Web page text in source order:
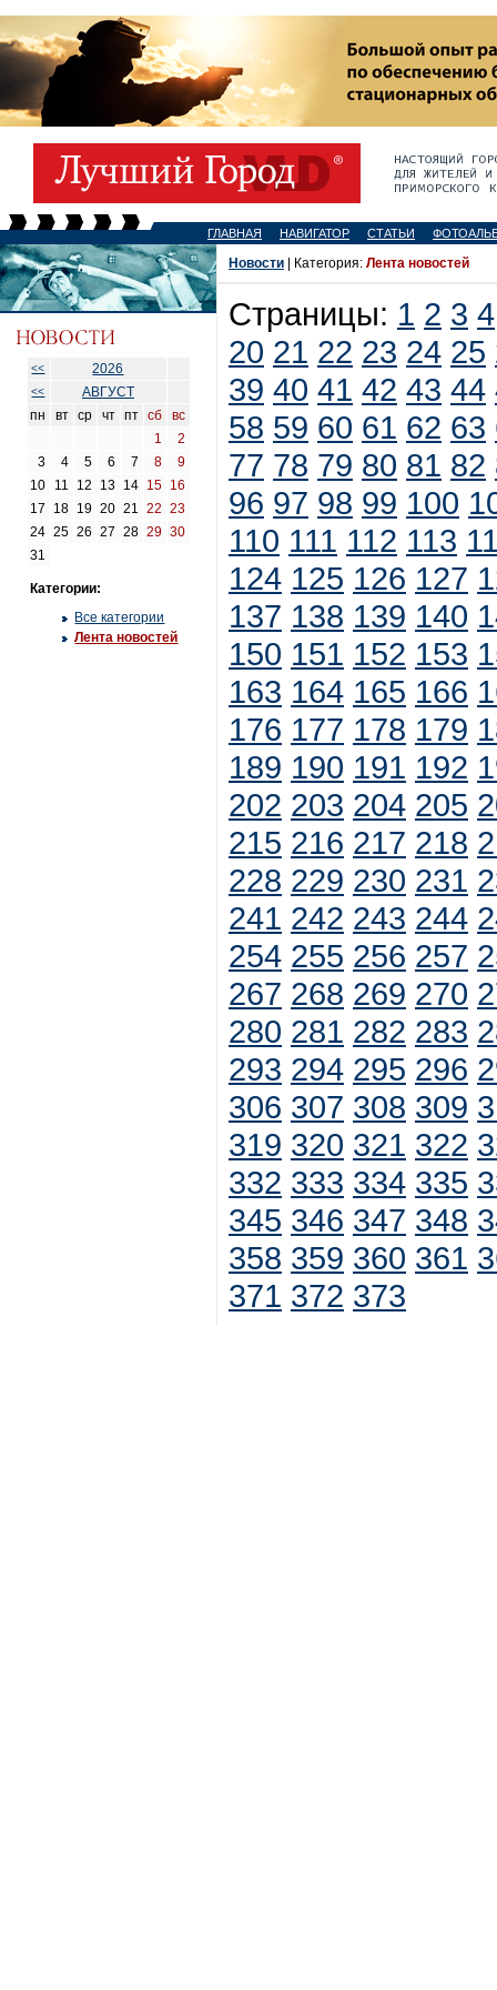
ГЛАВНАЯ НАВИГАТОР СТАТЬИ
<< 2026
<<
АВГУСТ
пн
вт ср чт пт сб
вс
1
2
3
4 5 6 7 8
9
10
11 12 13 14 15 16
17
18 19 20 21 22
23
24 25 26 27 28 29 30
31
Категории:
Все категории
Лента новостей
Новости | Категория: Лента новостей
Страницы: 1 2 3 4
20 21 22 23 24 25
39 40 41 42 43 44
58 59 60 61 62 63
77 78 79 80 81 82
96 97 98 99 100
110 111 112 113
124 125 126 127
137 138 139 140
150 151 152 153
163 164 165 166
176 177 178 179
189 190 191 192
202 203 204 205
215 216 217 218
228 229 230 231
241 242 243 244
254 255 256 257
267 268 269 270
280 281 282 283
293 294 295 296
306 307 308 309
319 320 321 322
332 333 334 335
345 346 347 348
358 359 360 361
371 372 373